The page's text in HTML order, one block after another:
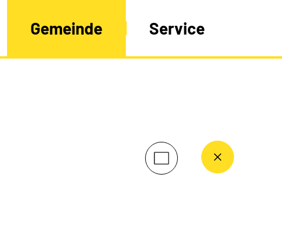
Gemeinde Service